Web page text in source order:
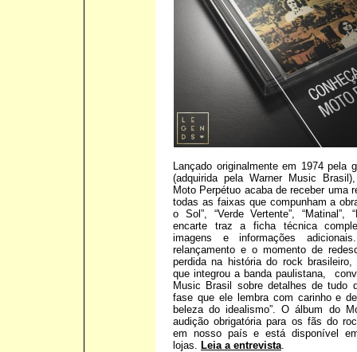
Lançado originalmente em 1974 pela
(adquirida pela Warner Music
Moto Perpétuo acaba de receber uma
todas as faixas que compunham a
o Sol”, “Verde Vertente”, “Matinal”,
encarte traz a ficha técnica
imagens e informações
relançamento e o momento de
perdida na história do rock brasileiro,
que integrou a banda paulistana,
Music Brasil sobre detalhes de tudo
fase que ele lembra com carinho e
beleza do idealismo”. O álbum do
audição obrigatória para os fãs do
em nosso país e está disponível
lojas. Leia a entrevista.